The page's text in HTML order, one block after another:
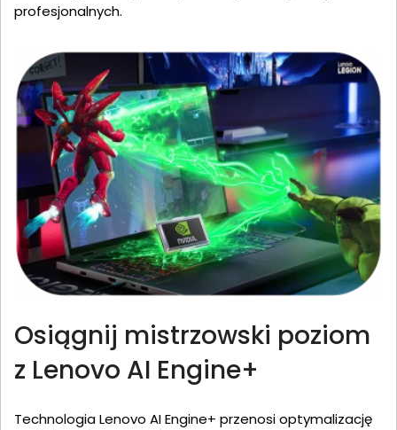
profesjonalnych.
Osiągnij mistrzowski poziom
z Lenovo AI Engine+
Technologia Lenovo AI Engine+ przenosi optymalizację